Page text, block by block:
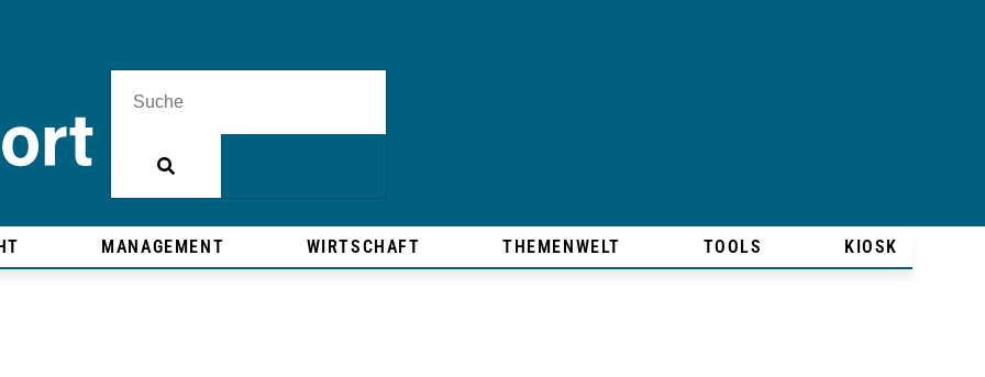
MANAGEMENT WIRTSCHAFT THEMENWELT TOOLS KIOSK